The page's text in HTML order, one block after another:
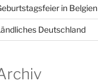
in Belgien
Deutschland